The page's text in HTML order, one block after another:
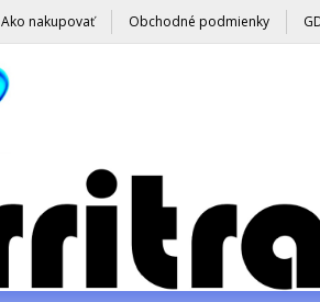
Ako nakupovať Obchodné podmienky